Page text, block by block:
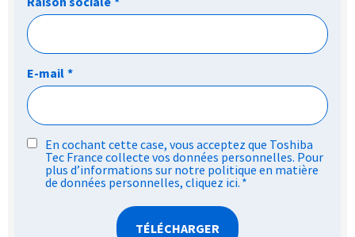
E-mail *
RGPDEn cochant cette case, vous acceptez que Toshiba
Tec France collecte vos données personnelles. Pour
plus d’informations sur notre politique en matière
de données personnelles, cliquez ici. *